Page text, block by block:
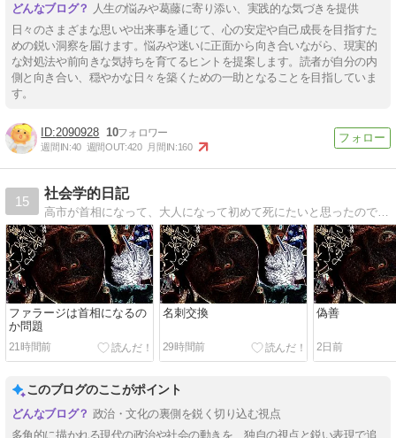
人生の悩みや葛藤に寄り添い、実践的な気づきを提供
日々のさまざまな思いや出来事を通じて、心の安定や自己成長を目指すた
めの鋭い洞察を届けます。悩みや迷いに正面から向き合いながら、現実的
な対処法や前向きな気持ちを育てるヒントを提案します。読者が自分の内
側と向き合い、穏やかな日々を築くための一助となることを目指していま
す。
2090928 10
週間IN:40 週間OUT:420 月間IN:160
15
社会学的日記
高市が首相になって、大人になって初めて死にたいと思ったので、今は主に高市を分析しています
ファラージは首相になるの
か問題
21時間前
名刺交換
29時間前
偽善
2日前
このブログのここがポイント
政治・文化の裏側を鋭く切り込む視点
多角的に描かれる現代の政治や社会の動きを、独自の視点と鋭い表現で追